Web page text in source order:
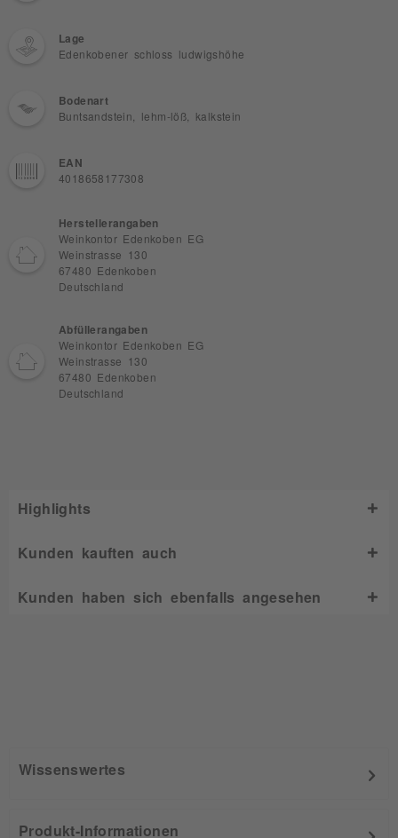
Lage
Edenkobener schloss ludwigshöhe
Bodenart
Buntsandstein, lehm-löß, kalkstein
EAN
4018658177308
Herstellerangaben
Weinkontor Edenkoben EG
Weinstrasse 130
67480 Edenkoben
Deutschland
Abfüllerangaben
Weinkontor Edenkoben EG
Weinstrasse 130
67480 Edenkoben
Deutschland
Highlights
Kunden kauften auch
Kunden haben sich ebenfalls angesehen
Wissenswertes
Produkt-Informationen